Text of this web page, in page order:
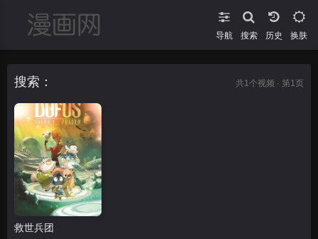
导航 搜索 换肤
搜索： 共1 个视频 · 第1页
救世兵团